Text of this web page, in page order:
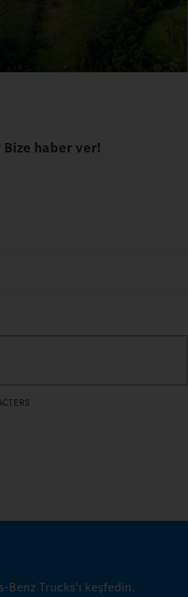
haber ver!
Benz Trucks'ı keşfedin.